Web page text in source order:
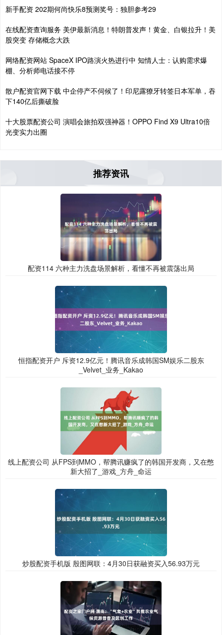
新手配资 202期何尚快乐8预测奖号：独胆参考29
在线配资查询服务 美伊最新消息！特朗普发声！黄金、白银拉升！美
股突变 存储概念大跌
网络配资网站 SpaceX IPO路演火热进行中 知情人士：认购需求爆
棚、分析师电话接不停
散户配资官网下载 中企停产不伺候了！印尼露獠牙转签日本军单，吞
下140亿后撕破脸
十大股票配资公司 演唱会旅拍双强神器！OPPO Find X9 Ultra10倍
光变实力出圈
推荐资讯
配资114 六种主力洗盘场景解析，看懂不再被震荡出局
恒指配资开户 斥资12.9亿元！腾讯音乐成韩国SM娱乐二股东
_Velvet_业务_Kakao
线上配资公司 从FPS到MMO，帮腾讯赚疯了的韩国开发商，又在憋
新大招了_游戏_方舟_命运
炒股配资手机版 殷图网联：4月30日获融资买入56.93万元